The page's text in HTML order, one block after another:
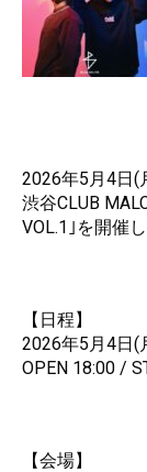
2026年5月4日(
渋谷CLUB
VOL.1｣を開催し
【日程】
2026年5月4日(
OPEN 18:00 /
【会場】